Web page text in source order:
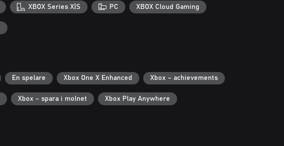
XBOX Series X|S PC XBOX Cloud Gaming
En spelare Xbox One X Enhanced Xbox – achievements
Xbox – spara i molnet Xbox Play Anywhere